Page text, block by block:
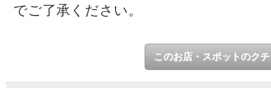
でご了承ください。
このお店・スポットのク